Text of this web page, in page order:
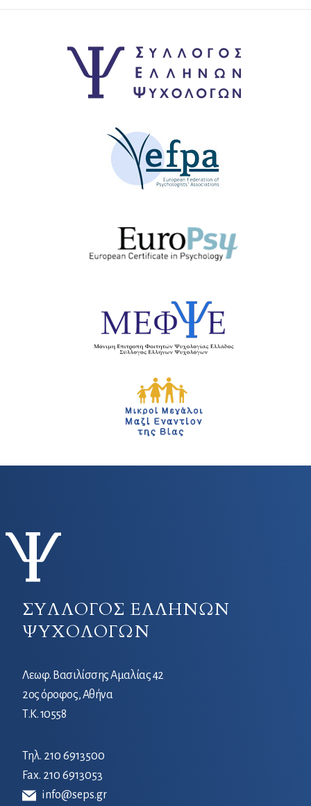
ΣΥΛΛΟΓΟΣ ΕΛΛΗΝΩΝ
ΨΥΧΟΛΟΓΩΝ
Λεωφ. Βασιλίσσης Αμαλίας 42
2ος όροφος, Αθήνα
Τ.Κ. 10558
Τηλ. 210 6913500
Fax. 210 6913053
info@seps.gr